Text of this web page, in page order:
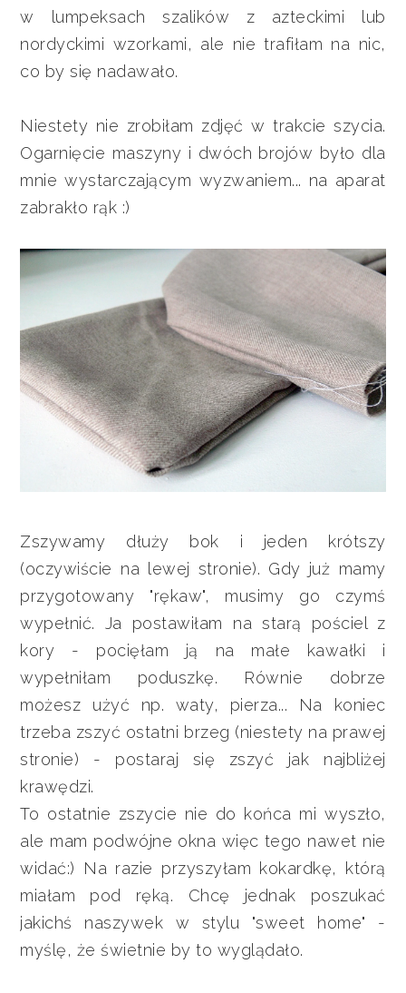
w lumpeksach szalików z azteckimi lub
nordyckimi wzorkami, ale nie trafiłam na nic,
co by się nadawało.
Niestety nie zrobiłam zdjęć w trakcie szycia.
Ogarnięcie maszyny i dwóch brojów było dla
mnie wystarczającym wyzwaniem... na aparat
zabrakło rąk :)
Zszywamy dłuży bok i jeden krótszy
(oczywiście na lewej stronie). Gdy już mamy
przygotowany "rękaw", musimy go czymś
wypełnić. Ja postawiłam na starą pościel z
kory - pocięłam ją na małe kawałki i
wypełniłam poduszkę. Równie dobrze
możesz użyć np. waty, pierza... Na koniec
trzeba zszyć ostatni brzeg (niestety na prawej
stronie) - postaraj się zszyć jak najbliżej
krawędzi.
To ostatnie zszycie nie do końca mi wyszło,
ale mam podwójne okna więc tego nawet nie
widać:) Na razie przyszyłam kokardkę, którą
miałam pod ręką. Chcę jednak poszukać
jakichś naszywek w stylu "sweet home" -
myślę, że świetnie by to wyglądało.